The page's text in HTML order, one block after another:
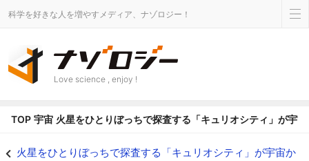
科学を好きな人を増やすメディア、ナゾロジー！
Love science , enjoy !
TOP 宇宙 火星をひとりぼっちで探査する「キュリオシティ」が宇
火星をひとりぼっちで探査する「キュリオシティ」が宇宙か